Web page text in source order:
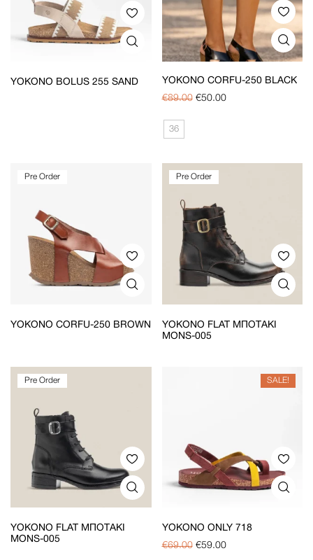
YOKONO BOLUS 255 SAND
YOKONO CORFU-250 BLACK
€89.00 €50.00
36
Pre Order
YOKONO CORFU-250 BROWN
Pre Order
YOKONO FLAT ΜΠΟΤΆΚΙ
MONS-005
Pre Order
YOKONO FLAT ΜΠΟΤΆΚΙ
MONS-005
SALE!
YOKONO ONLY 718
€69.00 €59.00